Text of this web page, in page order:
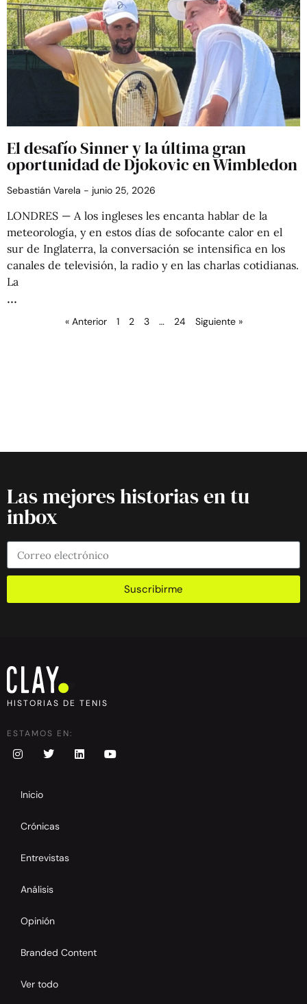
El desafío Sinner y la última gran
oportunidad de Djokovic en Wimbledon
Sebastián Varela junio 25, 2026
LONDRES — A los ingleses les encanta hablar de la
meteorología, y en estos días de sofocante calor en el
sur de Inglaterra, la conversación se intensifica en los
canales de televisión, la radio y en las charlas cotidianas.
La
« Anterior 1 2 3 … 24 Siguiente »
Las mejores historias en tu
inbox
Suscribirme
HISTORIAS DE TENIS
ESTAMOS EN:
Inicio
Crónicas
Entrevistas
Análisis
Opinión
Branded Content
Ver todo